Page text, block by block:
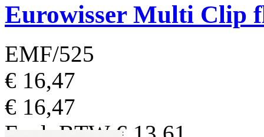
Eurowisser Multi Clip
EMF/525
€ 16,47
€ 16,47